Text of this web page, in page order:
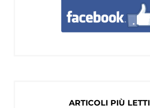
ARTICOLI PIÙ LETTI